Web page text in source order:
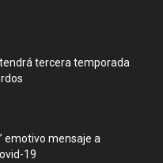
tercera temporada
emotivo mensaje a
19